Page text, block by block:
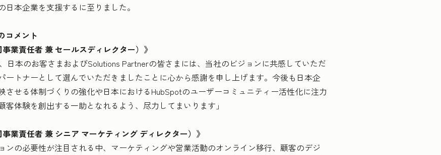
本企業を支援するに至りました。
コメント
業責任者 兼 セールスディレクター）》
日本のお客さまおよびSolutions Partnerの皆さまには、当社のビジョンに共感していただ
ートナーとして選んでいただきましたことに心から感謝を申し上げます。今後も日本企
させる体制づくりの強化や日本におけるHubSpotのユーザーコミュニティー活性化に注力
客体験を創出する一助となれるよう、尽力してまいります」
業責任者 兼 シニア マーケティング ディレクター）》
ンの必要性が注目される中、マーケティングや営業活動のオンライン移行、顧客のデジ